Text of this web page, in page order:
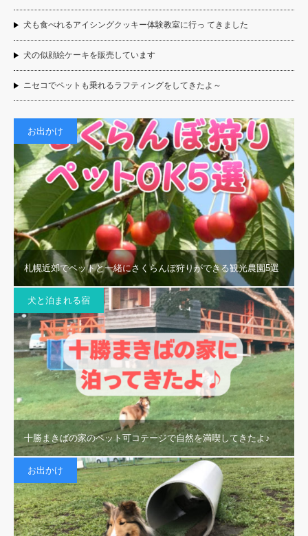
犬も食べれるアイシングクッキー体験教室に行っ てきました
犬の似顔絵ケーキを販売しています
ニセコでペットも乗れるラフティングをしてきたよ～
お出かけ
札幌近郊でペットと一緒にさくらんぼ狩りができる観光農園5選
犬と泊まれる宿
十勝まきばの家のペット可コテージで自然を満喫してきたよ♪
お出かけ